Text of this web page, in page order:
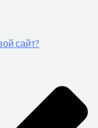
сайт?